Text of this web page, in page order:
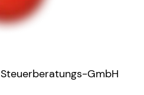
Steuerberatungs-GmbH